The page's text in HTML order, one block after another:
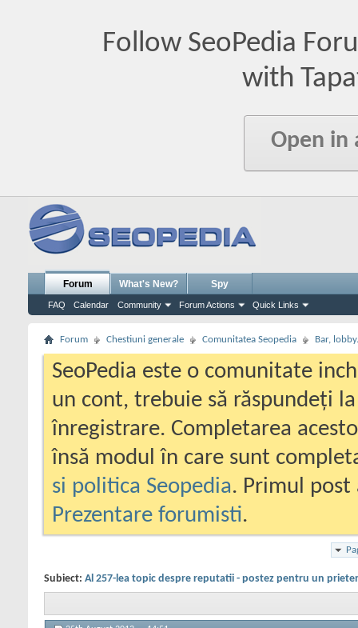
Follow SeoPedia
with
Open in
Forum
FAQ Calendar Community Forum Actions Quick Links
What's New? Spy
Forum Chestiuni generale Comunitatea Seopedia Bar,
SeoPedia este o comunitate
un cont, trebuie să răspundeți
înregistrare. Completarea
însă modul în care sunt
si politica Seopedia. Primul
Prezentare forumisti.
Subiect: Al 257-lea topic despre reputatii - postez pentru un